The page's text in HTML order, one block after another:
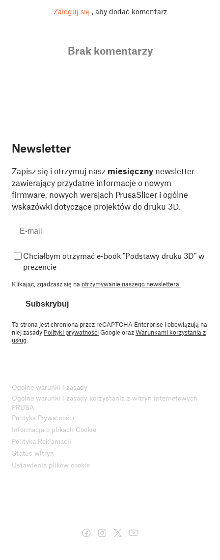
Zaloguj się , aby dodać komentarz
Brak komentarzy
Newsletter
Zapisz się i otrzymuj nasz miesięczny newsletter
zawierający przydatne informacje o nowym
firmware, nowych wersjach PrusaSlicer i ogólne
wskazówki dotyczące projektów do druku 3D.
Chciałbym otrzymać e-book "Podstawy druku 3D" w
prezencie
Klikając, zgadzasz się na otrzymywanie naszego newslettera.
Subskrybuj
Ta strona jest chroniona przez reCAPTCHA Enterprise i obowiązują na
niej zasady Polityki prywatnościGoogle orazWarunkami korzystania z
usług
Ogólne warunki i zasady
Ogólne warunki i zasady korzystania z witryn internetowych
PRUSA
Polityka Prywatności
Informacja o plikach Cookie
Polityka Reklamacji
Status witryn
Ustawienia plików cookie